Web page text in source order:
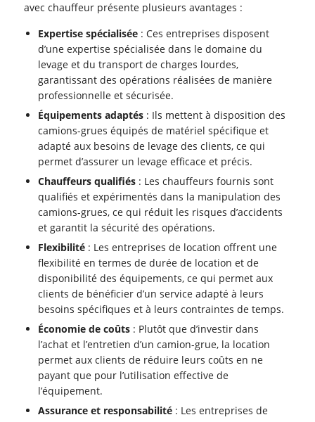
avec chauffeur présente plusieurs avantages :
Expertise spécialisée : Ces entreprises disposent
d’une expertise spécialisée dans le domaine du
levage et du transport de charges lourdes,
garantissant des opérations réalisées de manière
professionnelle et sécurisée.
Équipements adaptés : Ils mettent à disposition des
camions-grues équipés de matériel spécifique et
adapté aux besoins de levage des clients, ce qui
permet d’assurer un levage efficace et précis.
Chauffeurs qualifiés : Les chauffeurs fournis sont
qualifiés et expérimentés dans la manipulation des
camions-grues, ce qui réduit les risques d’accidents
et garantit la sécurité des opérations.
Flexibilité : Les entreprises de location offrent une
flexibilité en termes de durée de location et de
disponibilité des équipements, ce qui permet aux
clients de bénéficier d’un service adapté à leurs
besoins spécifiques et à leurs contraintes de temps.
Économie de coûts : Plutôt que d’investir dans
l’achat et l’entretien d’un camion-grue, la location
permet aux clients de réduire leurs coûts en ne
payant que pour l’utilisation effective de
l’équipement.
Assurance et responsabilité : Les entreprises de